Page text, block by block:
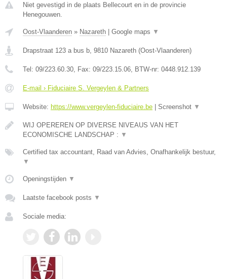
Niet gevestigd in de plaats Bellecourt en in de provincie
Henegouwen.
Oost-Vlaanderen » Nazareth Google maps ▼
Drapstraat 123 a bus b 9810 Nazareth (Oost-Vlaanderen)
Tel: 09/223.60.30 , Fax: 09/223.15.06 , BTW-nr: 0448.912.139
E-mail › Fiduciaire S. Vergeylen & Partners
Website: https://www.vergeylen-fiduciaire.be Screenshot ▼
WIJ OPEREREN OP DIVERSE NIVEAUS VAN HET
ECONOMISCHE LANDSCHAP : ▼
Certified tax accountant, Raad van Advies, Onafhankelijk bestuur,
▼
Openingstijden ▼
Laatste facebook posts ▼
Sociale media: